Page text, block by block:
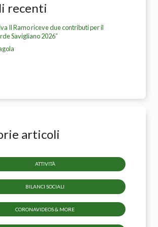
recenti
Il Ramo riceve due contributi per il
Savigliano 2026”
articoli
ATTIVITÀ
BILANCI SOCIALI
CORONAVIDEOS & MORE